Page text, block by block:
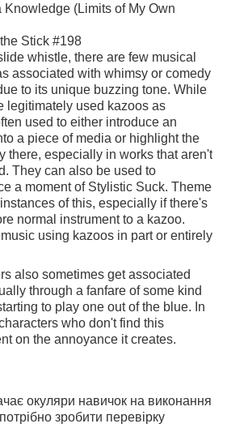
Knowledge (Limits of My Own
Stick #198
whistle, there are few musical
associated with whimsy or comedy
to its unique buzzing tone. While
legitimately used kazoos as
used to either introduce an
a piece of media or highlight the
there, especially in works that aren't
They can also be used to
a moment of Stylistic Suck. Theme
of this, especially if there's
normal instrument to a kazoo.
using kazoos in part or entirely
also sometimes get associated
through a fanfare of some kind
to play one out of the blue. In
who don't find this
on the annoyance it creates.
окуляри навичок на виконання
зробити перевірку